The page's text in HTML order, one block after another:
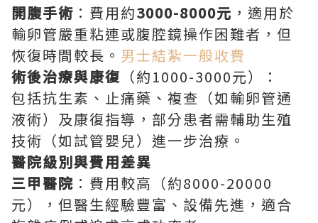
開腹手術 ：費用約3000-8000元 ，適用於
輸卵管嚴重粘連或腹腔鏡操作困難者，但
恢復時間較長。 男士結紮一般收費
術後治療與康復 （約1000-3000元）：
包括抗生素、止痛藥、複查（如輸卵管通
液術）及康復指導，部分患者需輔助生殖
技術（如試管嬰兒）進一步治療。
醫院級別與費用差異
三甲醫院 ：費用較高（約8000-20000
元），但醫生經驗豐富、設備先進，適合